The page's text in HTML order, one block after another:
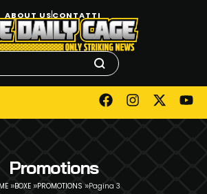
ABOUT USCONTATTI
Promotions
»BOXE »PROMOTIONS »Pagina 3